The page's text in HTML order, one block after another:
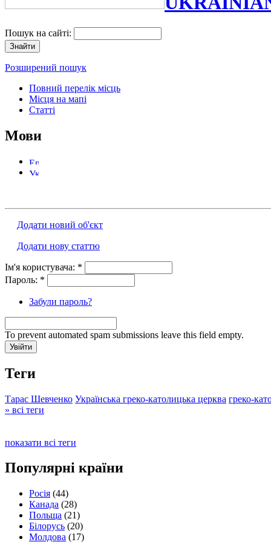
Пошук на сайті:
Розширений пошук
Повний перелік місць
Місця на мапі
Статті
Мови
Додати новий об'єкт
Додати нову статтю
Ім'я користувача: *
Пароль: *
Забули пароль?
To prevent automated spam submissions leave this field empty.
Теги
Тарас Шевченко Українська греко-католицька церква греко-
» всі теги
показати всі теги
Популярні країни
Росія (44)
Канада (28)
Польща (21)
Білорусь (20)
Молдова (17)